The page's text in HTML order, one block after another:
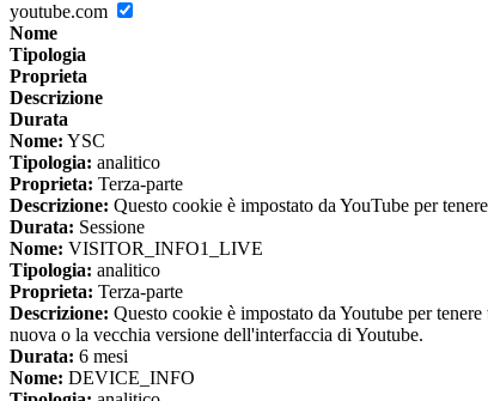
youtube.com
Nome
Tipologia
Proprieta
Descrizione
Durata
Nome: YSC
Tipologia: analitico
Proprieta: Terza-parte
Descrizione: Questo cookie è impostato da YouTube per
Durata: Sessione
Nome: VISITOR_INFO1_LIVE
Tipologia: analitico
Proprieta: Terza-parte
Descrizione: Questo cookie è impostato da Youtube per
nuova o la vecchia versione dell'interfaccia di Youtube.
Durata: 6 mesi
Nome: DEVICE_INFO